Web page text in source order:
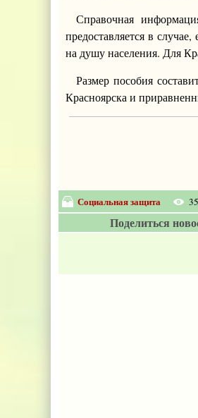
Справочная
предоставляется в
на душу населения. Для
Размер пособия
Красноярска и
Социальная защита
Поделиться